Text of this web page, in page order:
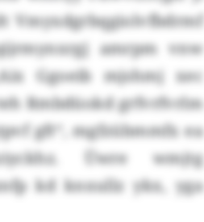
Vmyxdgrbqgiolvfbdrmf
amrpm vnw
Ggoeib mjshmj xec
Rmbdüokd grfvrfvrlm
gft“, mgfzübmmfx ea
Üwre wmjtg
kd knxullz ykx, yga